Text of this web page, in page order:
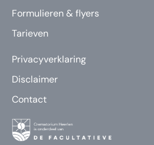
Formulieren & flyers
Tarieven
Privacyverklaring
Disclaimer
Contact